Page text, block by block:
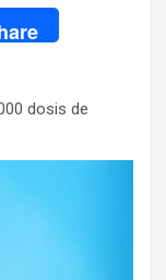
dosis de